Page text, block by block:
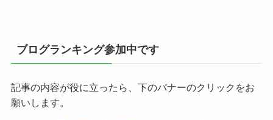
ブログランキング参加中です
記事の内容が役に立ったら、下のバナーのクリックをお
願いします。